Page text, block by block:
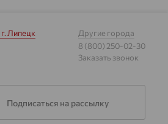
г. Липецк
Другие города
8 (800) 250-02-30
Заказать звонок
Подписаться на рассылку